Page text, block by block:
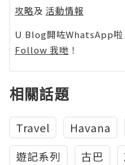
攻略及 活動情報
U Blog開咗WhatsApp啦
Follow 我哋 ！
相關話題
Travel Havana
遊記系列
古巴